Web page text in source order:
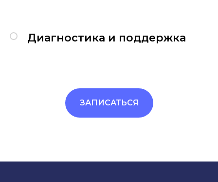
Диагностика и поддержка
ЗАПИСАТЬСЯ